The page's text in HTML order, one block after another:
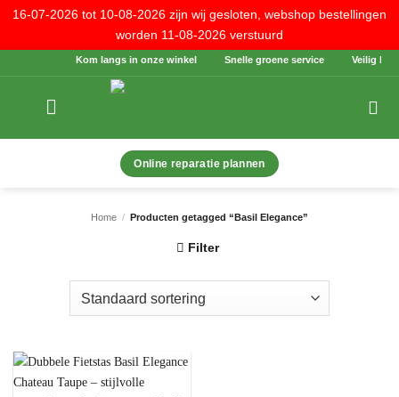
16-07-2026 tot 10-08-2026 zijn wij gesloten, webshop bestellingen
worden 11-08-2026 verstuurd
naar
Kom langs in onze winkel Snelle groene service Veilig
Online reparatie plannen
Home / Producten getagged “Basil Elegance”
Filter